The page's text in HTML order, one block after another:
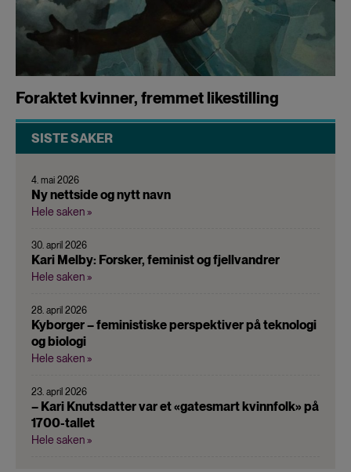
Foraktet kvinner, fremmet likestilling
SISTE SAKER
4. mai 2026
Ny nettside og nytt navn
Hele saken »
30. april 2026
Kari Melby: Forsker, feminist og fjellvandrer
Hele saken »
28. april 2026
Kyborger – feministiske perspektiver på teknologi
og biologi
Hele saken »
23. april 2026
– Kari Knutsdatter var et «gatesmart kvinnfolk» på
1700-tallet
Hele saken »